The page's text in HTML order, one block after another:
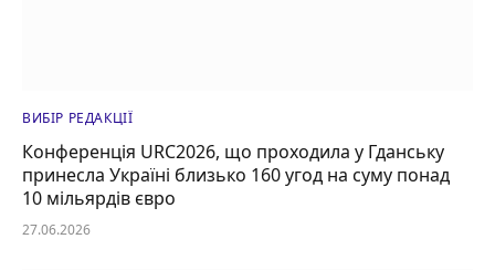
ВИБІР РЕДАКЦІЇ
Конференція URC2026, що проходила у Гданську
принесла Україні близько 160 угод на суму понад
10 мільярдів євро
27.06.2026